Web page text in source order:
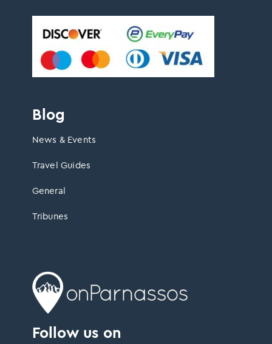
Follow us on
Blog
News & Events
Travel Guides
General
Tribunes